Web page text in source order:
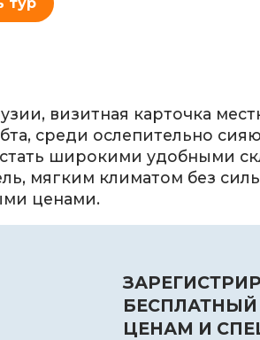
визитная карточка
среди ослепительно
широкими удобными
мягким климатом без
ценами.
ЦЕНАМ И